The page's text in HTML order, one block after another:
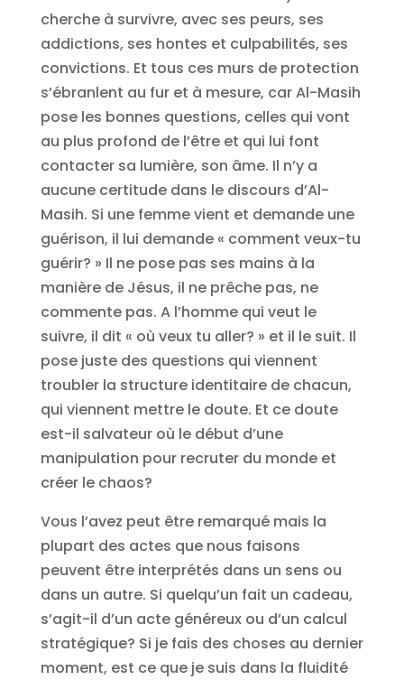
cherche à survivre, avec ses peurs, ses
addictions, ses hontes et culpabilités, ses
convictions. Et tous ces murs de protection
s’ébranlent au fur et à mesure, car Al-Masih
pose les bonnes questions, celles qui vont
au plus profond de l’être et qui lui font
contacter sa lumière, son âme. Il n’y a
aucune certitude dans le discours d’Al-
Masih. Si une femme vient et demande une
guérison, il lui demande « comment veux-tu
guérir? » Il ne pose pas ses mains à la
manière de Jésus, il ne prêche pas, ne
commente pas. A l’homme qui veut le
suivre, il dit « où veux tu aller? » et il le suit. Il
pose juste des questions qui viennent
troubler la structure identitaire de chacun,
qui viennent mettre le doute. Et ce doute
est-il salvateur où le début d’une
manipulation pour recruter du monde et
créer le chaos?
Vous l’avez peut être remarqué mais la
plupart des actes que nous faisons
peuvent être interprétés dans un sens ou
dans un autre. Si quelqu’un fait un cadeau,
s’agit-il d’un acte généreux ou d’un calcul
stratégique? Si je fais des choses au dernier
moment, est ce que je suis dans la fluidité